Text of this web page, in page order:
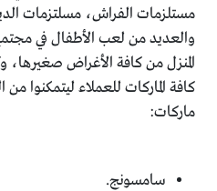
مستلزمات الفراش، مسلتزمات
والعديد من لعب الأطفال في
المنزل من كافة الأغراض صغيرها،
كافة الماركات للعملاء ليتمكنوا
ماركات:
سامسونج.